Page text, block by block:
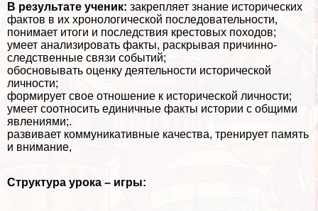
В результате ученик: закрепляет знание исторических
фактов в их хронологической последовательности,
понимает итоги и последствия крестовых походов;
умеет анализировать факты, раскрывая причинно-
следственные связи событий;
обосновывать оценку деятельности исторической
личности;
формирует свое отношение к исторической личности;
умеет соотносить единичные факты истории с общими
явлениями;.
развивает коммуникативные качества, тренирует память
и внимание,
Структура урока – игры: